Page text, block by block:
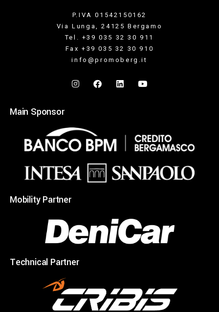
P.IVA 01542150162
Via Lunga, 24125 Bergamo
Tel. +39 035 32 30 911
Fax +39 035 32 30 910
info@promoberg.it
Main Sponsor
Mobility Partner
Technical Partner